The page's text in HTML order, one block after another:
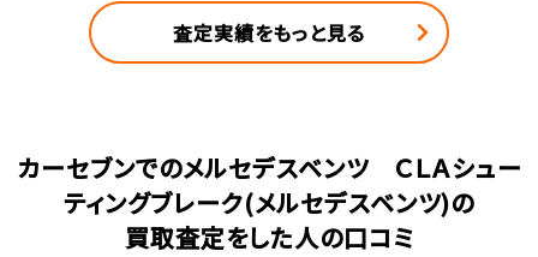
査定実績をもっと見る
カーセブンでのメルセデスベンツ ＣＬＡシュー
ティングブレーク(メルセデスベンツ)の
買取査定をした人の口コミ